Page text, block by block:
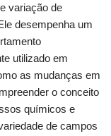
variação de
desempenha um
utilizado em
as mudanças em
o conceito
químicos e
de campos